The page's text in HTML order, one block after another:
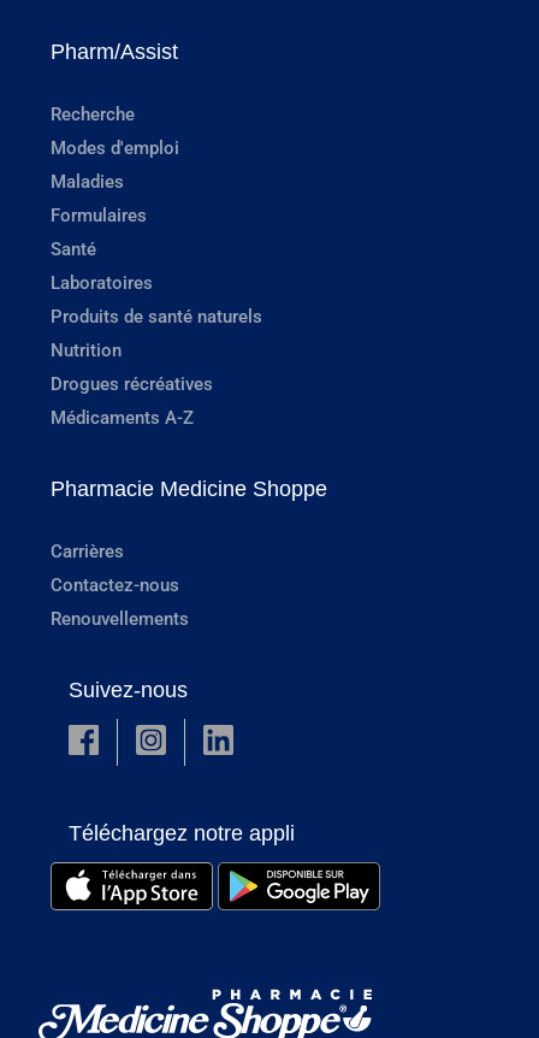
Pharm/Assist
Recherche
Modes d'emploi
Maladies
Formulaires
Santé
Laboratoires
Produits de santé naturels
Nutrition
Drogues récréatives
Médicaments A-Z
Pharmacie Medicine Shoppe
Carrières
Contactez-nous
Renouvellements
Suivez-nous
Téléchargez notre appli